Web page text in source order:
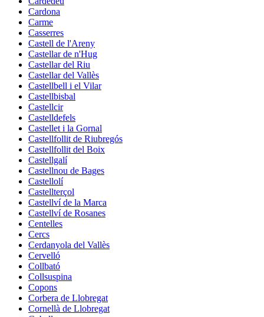
Cardona
Carme
Casserres
Castell de l'Areny
Castellar de n'Hug
Castellar del Riu
Castellar del Vallès
Castellbell i el Vilar
Castellbisbal
Castellcir
Castelldefels
Castellet i la Gornal
Castellfollit de Riubregós
Castellfollit del Boix
Castellgalí
Castellnou de Bages
Castellolí
Castellterçol
Castellví de la Marca
Castellví de Rosanes
Centelles
Cercs
Cerdanyola del Vallès
Cervelló
Collbató
Collsuspina
Copons
Corbera de Llobregat
Cornellà de Llobregat